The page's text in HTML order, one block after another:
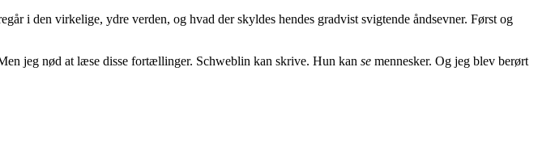
i den virkelige, ydre verden, og hvad der skyldes hendes gradvist svigtende åndsevner. Først og
jeg nød at læse disse fortællinger. Schweblin kan skrive. Hun kan se mennesker. Og jeg blev berørt